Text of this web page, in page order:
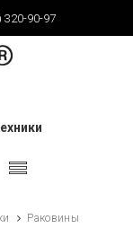
320-90-97
Раковины